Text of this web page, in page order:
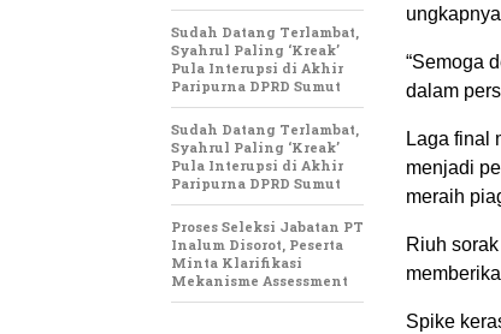
“Semoga
dalam
Laga final
menjadi
meraih
Riuh
Spike
Sudah Datang Terlambat,
Syahrul Paling ‘Kreak’
Pula Interupsi di Akhir
Paripurna DPRD Sumut
Sudah Datang Terlambat,
Syahrul Paling ‘Kreak’
Pula Interupsi di Akhir
Paripurna DPRD Sumut
Proses Seleksi Jabatan PT
Inalum Disorot, Peserta
Minta Klarifikasi
Mekanisme Assessment